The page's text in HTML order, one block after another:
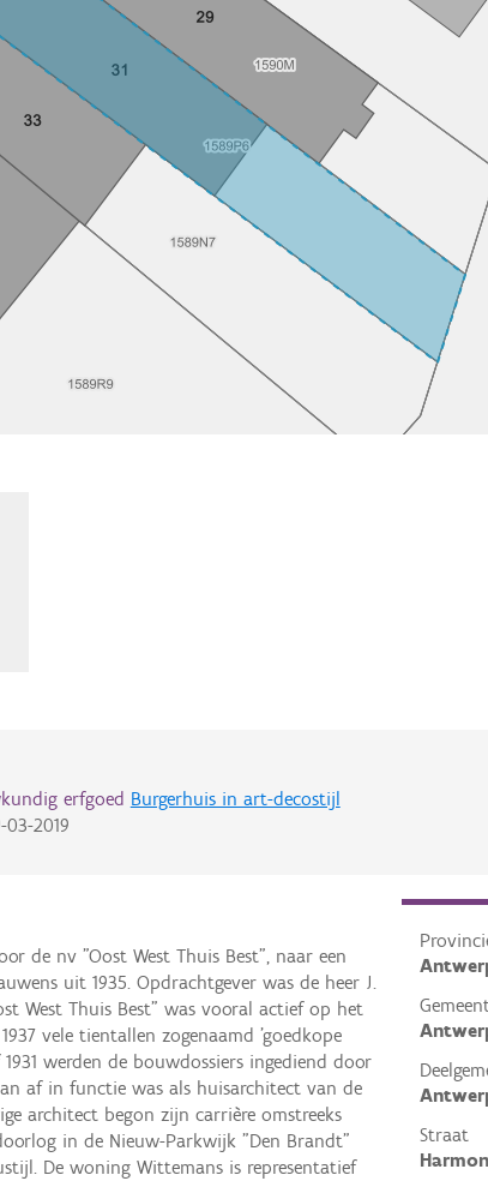
erfgoed Burgerhuis in art-decostijl
03-2019
Straat
de nv "Oost West Thuis Best", naar een
uit 1935. Opdrachtgever was de heer J.
West Thuis Best" was vooral actief op het
vele tientallen zogenaamd 'goedkope
werden de bouwdossiers ingediend door
af in functie was als huisarchitect van de
architect begon zijn carrière omstreeks
in de Nieuw-Parkwijk "Den Brandt"
De woning Wittemans is representatief